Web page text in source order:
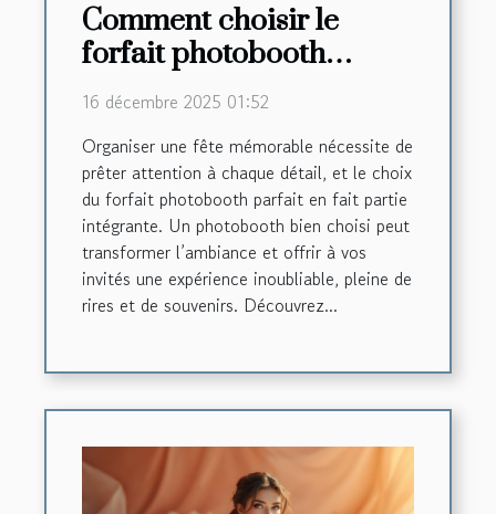
Comment choisir le
forfait photobooth
parfait pour votre fête
d'anniversaire ?
16 décembre 2025 01:52
Organiser une fête mémorable nécessite de
prêter attention à chaque détail, et le choix
du forfait photobooth parfait en fait partie
intégrante. Un photobooth bien choisi peut
transformer l’ambiance et offrir à vos
invités une expérience inoubliable, pleine de
rires et de souvenirs. Découvrez...